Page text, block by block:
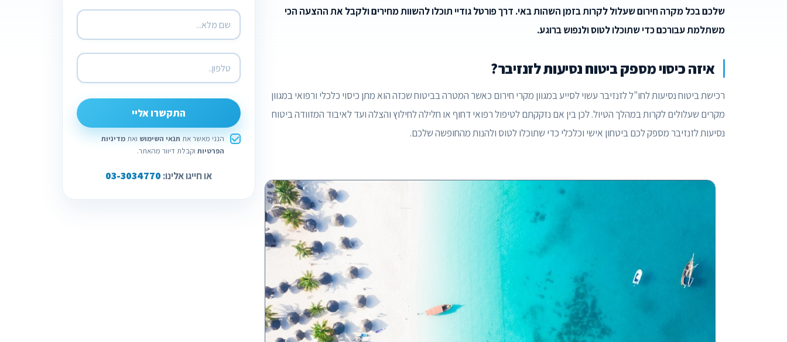
שלכם בכל מקרה חירום שעלול לקרות בזמן השהות באי. דרך פורטל גודיי תוכלו להשוות מחירים ולקבל את ההצעה הכי
משתלמת עבורכם כדי שתוכלו לטוס ולנפוש ברוגע.
איזה כיסוי מספק ביטוח נסיעות לזנזיבר?
רכישת ביטוח נסיעות לחו"ל לזנזיבר עשוי לסייע במגוון מקרי חירום כאשר המטרה בביטוח שכזה הוא מתן כיסוי כלכלי ורפואי במגוון
מקרים שעלולים לקרות במהלך הטיול. לכן בין אם נזקקתם לטיפול רפואי דחוף או חלילה לחילוץ והצלה ועד לאיבוד המזוודה ביטוח
נסיעות לזנזיבר מספק לכם ביטחון אישי וכלכלי כדי שתוכלו לטוס ולהנות מהחופשה שלכם.
התקשרו אליי
הנני מאשר את תנאי השימוש ואתמדיניות
הפרטיות וקבלת דיוור מהאתר.
או חייגו אלינו: 03-3034770